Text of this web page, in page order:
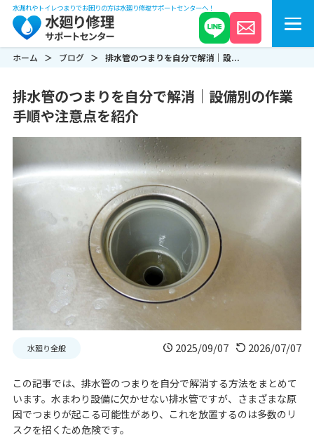
水漏れやトイレつまりでお困りの方は水廻り修理サポートセンターへ！
ホーム ブログ 排水管のつまりを自分で解消｜設...
排水管のつまりを自分で解消｜設備別の作業
手順や注意点を紹介
水廻り全般 2025/09/07 2026/07/07
この記事では、排水管のつまりを自分で解消する方法をまとめて
います。水まわり設備に欠かせない排水管ですが、さまざまな原
因でつまりが起こる可能性があり、これを放置するのは多数のリ
スクを招くため危険です。